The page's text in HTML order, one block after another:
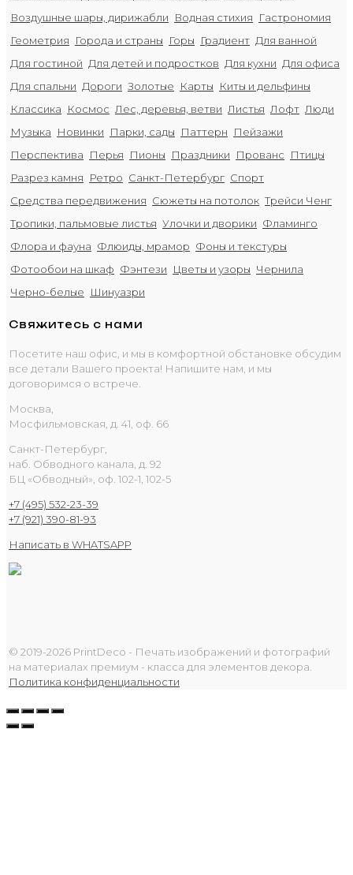
Воздушные шары, дирижабли
Водная стихия
Гастрономия
Геометрия
Города и страны Горы Градиент Для ванной
Для гостиной Для детей и подростков Для кухни Для офиса
Для спальни Дороги Золотые Карты
Киты и дельфины
Классика
Космос Лес, деревья, ветви Листья Лофт Люди
Музыка
Новинки Парки, сады Паттерн
Пейзажи
Перспектива
Перья Пионы Праздники Прованс
Птицы
Разрез камня
Ретро Санкт-Петербург Спорт
Средства передвижения Сюжеты на потолок Трейси Ченг
Тропики, пальмовые листья Улочки и дворики Фламинго
Флора и фауна Флюиды, мрамор Фоны и текстуры
Фотообои на шкаф Фэнтези Цветы и узоры Чернила
Черно-белые
Шинуазри
Свяжитесь с нами
Посетите наш офис, и мы в комфортной обстановке обсудим
все детали Вашего проекта! Напишите нам, и мы
договоримся о встрече.
Москва,
Мосфильмовская, д. 41, оф. 66
Санкт-Петербург,
наб. Обводного канала, д. 92
БЦ «Обводный», оф. 102-1, 102-5
+7 (495) 532-23-39
+7 (921) 390-81-93
Написать в WHATSAPP
© 2019-2026 PrintDeco - Печать изображений и фотографий
на материалах премиум - класса для элементов декора.
Политика конфиденциальности